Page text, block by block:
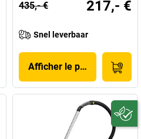
435,- € 217,- €
Snel leverbaar
Afficher le produit